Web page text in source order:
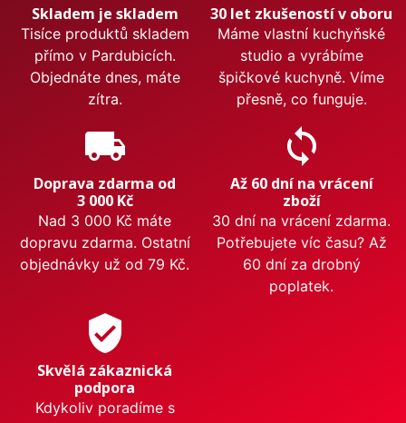
Skladem je skladem
Tisíce produktů skladem
přímo v Pardubicích.
Objednáte dnes, máte
zítra.
30 let zkušeností v oboru
Máme vlastní kuchyňské
studio a vyrábíme
špičkové kuchyně. Víme
přesně, co funguje.
local_shipping
Doprava zdarma od
3 000 Kč
Nad 3 000 Kč máte
dopravu zdarma. Ostatní
objednávky už od 79 Kč.
sync
Až 60 dní na vrácení
zboží
30 dní na vrácení zdarma.
Potřebujete víc času? Až
60 dní za drobný
poplatek.
verified_user
Skvělá zákaznická
podpora
Kdykoliv poradíme s